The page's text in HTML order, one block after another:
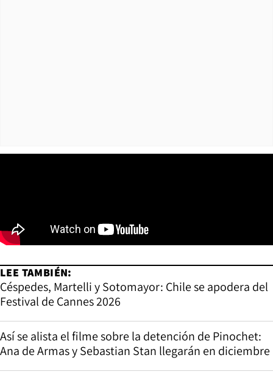
LEE TAMBIÉN:
Céspedes, Martelli y Sotomayor: Chile se apodera del
Festival de Cannes 2026
Así se alista el filme sobre la detención de Pinochet:
Ana de Armas y Sebastian Stan llegarán en diciembre